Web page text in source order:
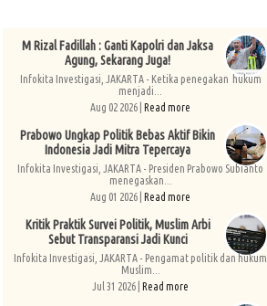
M Rizal Fadillah : Ganti Kapolri dan Jaksa
Agung, Sekarang Juga!
Infokita Investigasi, JAKARTA - Ketika penegakan hukum
menjadi...
Aug 02 2026 | Read more
Prabowo Ungkap Politik Bebas Aktif Bikin
Indonesia Jadi Mitra Tepercaya
Infokita Investigasi, JAKARTA - Presiden Prabowo Subianto
menegaskan...
Aug 01 2026 | Read more
Kritik Praktik Survei Politik, Muslim Arbi
Sebut Transparansi Jadi Kunci
Infokita Investigasi, JAKARTA - Pengamat politik dan hukum
Muslim...
Jul 31 2026 | Read more